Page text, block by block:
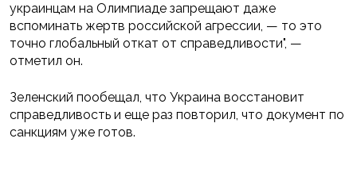
украинцам на Олимпиаде запрещают даже
вспоминать жертв российской агрессии, — то это
точно глобальный откат от справедливости", —
отметил он.
Зеленский пообещал, что Украина восстановит
справедливость и еще раз повторил, что документ по
санкциям уже готов.